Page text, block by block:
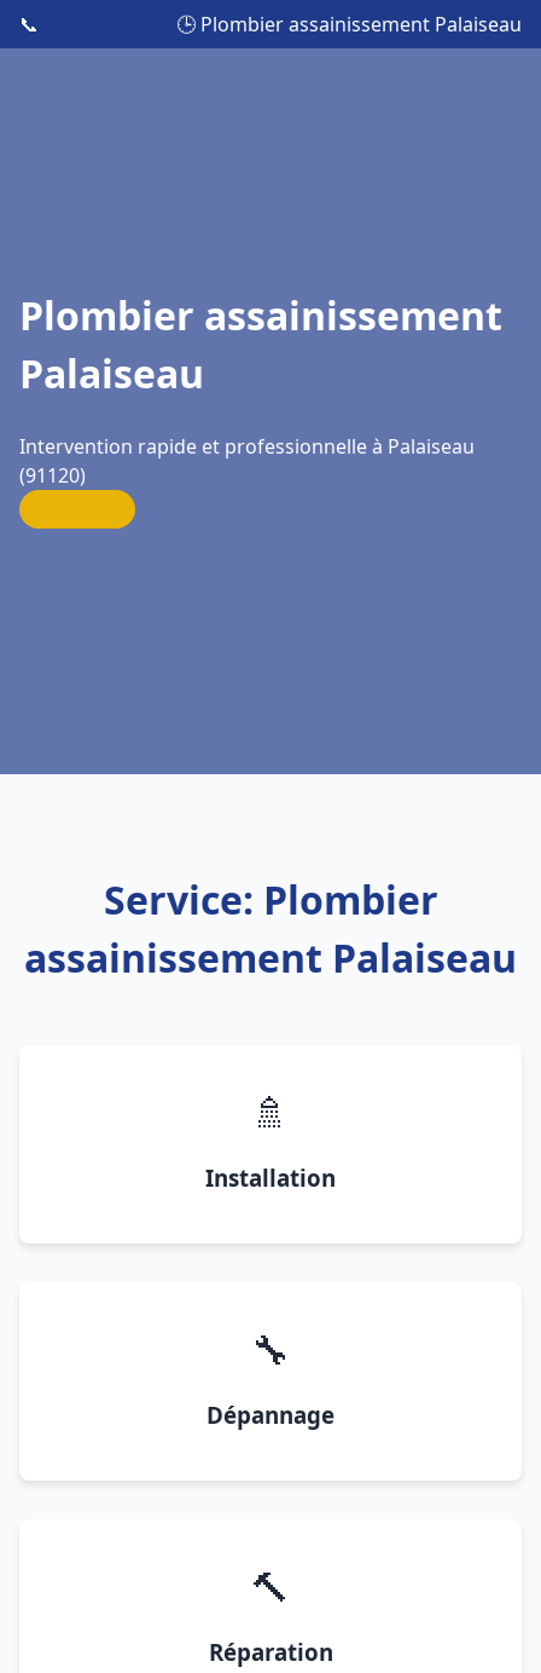
📞 🕒 Plombier assainissement Palaiseau
Plombier assainissement
Palaiseau
Intervention rapide et professionnelle à Palaiseau
(91120)
Service: Plombier
assainissement Palaiseau
🚿
Installation
🔧
Dépannage
🔨
Réparation